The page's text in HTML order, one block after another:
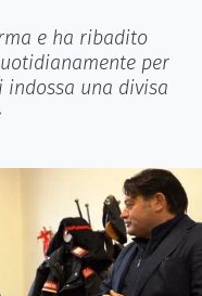
e ha ribadito
per
indossa una divisa